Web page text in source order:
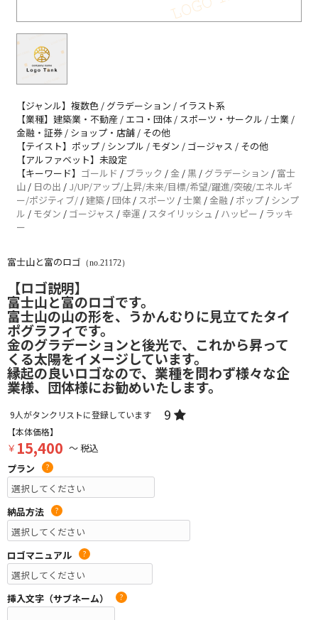
【ジャンル】複数色 / グラデーション / イラスト系
【業種】建築業・不動産 / エコ・団体 / スポーツ・サークル / 士業 /
金融・証券 / ショップ・店舗 / その他
【テイスト】ポップ / シンプル / モダン / ゴージャス / その他
【アルファベット】未設定
【キーワード】 ゴールド / ブラック / 金 /黒 / グラデーション / 富士
山 / 日の出 / J/UP/アップ/上昇/未来/目標/希望/躍進/突破/エネルギ
ー/ポジティブ/ /建築 /団体 / スポーツ /士業 / 金融 / ポップ / シンプ
ル / モダン / ゴージャス /幸運 / スタイリッシュ / ハッピー / ラッキ
ー
富士山と富のロゴ （no.21172）
【ロゴ説明】
富士山と富のロゴです。
富士山の山の形を、うかんむりに見立てたタイ
ポグラフィです。
金のグラデーションと後光で、これから昇って
くる太陽をイメージしています。
縁起の良いロゴなので、業種を問わず様々な企
業様、団体様にお勧めいたします。
9人がタンクリストに登録しています 9
【本体価格】
￥ 15,400 ～ 税込
プラン
?
納品方法 ?
ロゴマニュアル ?
挿入文字（サブネーム） ?